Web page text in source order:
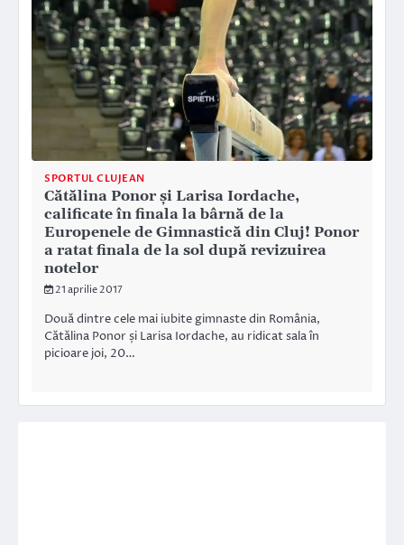
SPORTUL CLUJEAN
Cătălina Ponor și Larisa Iordache,
calificate în finala la bârnă de la
Europenele de Gimnastică din Cluj! Ponor
a ratat finala de la sol după revizuirea
notelor
21 aprilie 2017
Două dintre cele mai iubite gimnaste din România,
Cătălina Ponor și Larisa Iordache, au ridicat sala în
picioare joi, 20…